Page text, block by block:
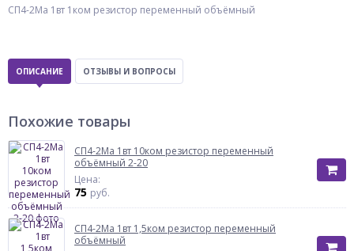
СП4-2Ма 1вт 1ком резистор переменный объёмный
ОПИСАНИЕ ОТЗЫВЫ И ВОПРОСЫ
Похожие товары
СП4-2Ма 1вт 10ком резистор переменный
объёмный 2-20
Цена:
75 руб.
СП4-2Ма 1вт 1,5ком резистор переменный
объёмный